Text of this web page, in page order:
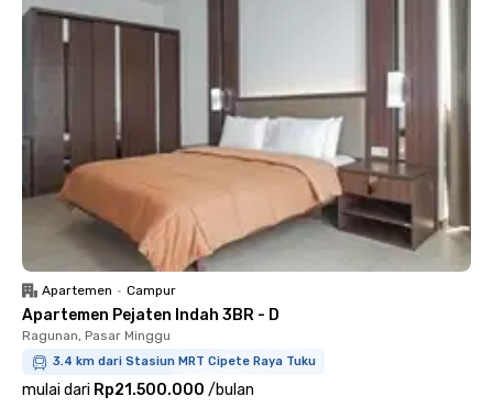
Apartemen • Campur
Apartemen Pejaten Indah 3BR - D
Ragunan, Pasar Minggu
3.4 km dari Stasiun MRT Cipete Raya Tuku
mulai dari Rp21.500.000 /bulan